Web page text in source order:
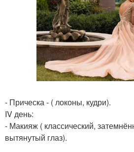
- Прическа - ( локоны, кудри).
IV день:
- Макияж ( классический,
вытянутый глаз).